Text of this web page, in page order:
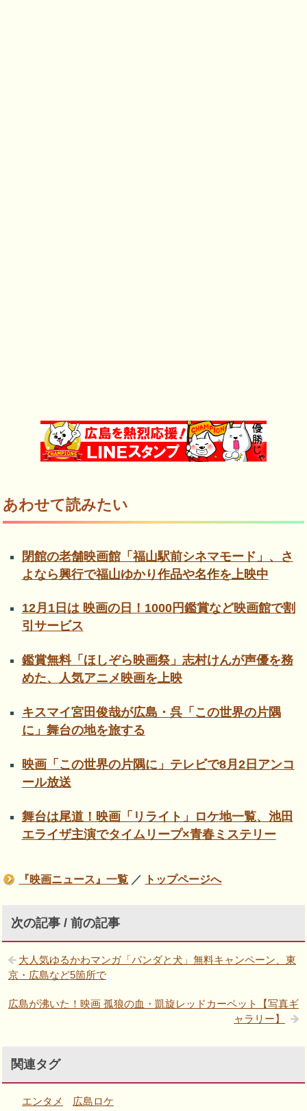
あわせて読みたい
閉館の老舗映画館「福山駅前シネマモード」、さ
よなら興行で福山ゆかり作品や名作を上映中
12月1日は 映画の日！1000円鑑賞など映画館で割
引サービス
鑑賞無料「ほしぞら映画祭」志村けんが声優を務
めた、人気アニメ映画を上映
キスマイ宮田俊哉が広島・呉「この世界の片隅
に」舞台の地を旅する
映画「この世界の片隅に」テレビで8月2日アンコ
ール放送
舞台は尾道！映画「リライト」ロケ地一覧、池田
エライザ主演でタイムリープ×青春ミステリー
『映画ニュース』一覧 ／ トップページへ
次の記事 / 前の記事
大人気ゆるかわマンガ「パンダと犬」無料キャンペーン、東
京・広島など5箇所で
広島が沸いた！映画 孤狼の血・凱旋レッドカーペット【写真ギ
ャラリー】
関連タグ
エンタメ 広島ロケ